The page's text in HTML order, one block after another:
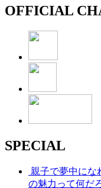
OFFICIAL
SPECIAL
親子で夢中にな
の魅力って何だ